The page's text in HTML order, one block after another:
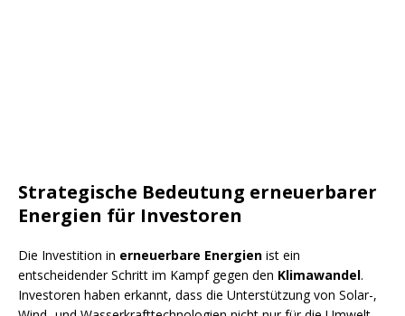
Strategische Bedeutung erneuerbarer
Energien für Investoren
Die Investition in erneuerbare Energien ist ein
entscheidender Schritt im Kampf gegen den Klimawandel.
Investoren haben erkannt, dass die Unterstützung von Solar-,